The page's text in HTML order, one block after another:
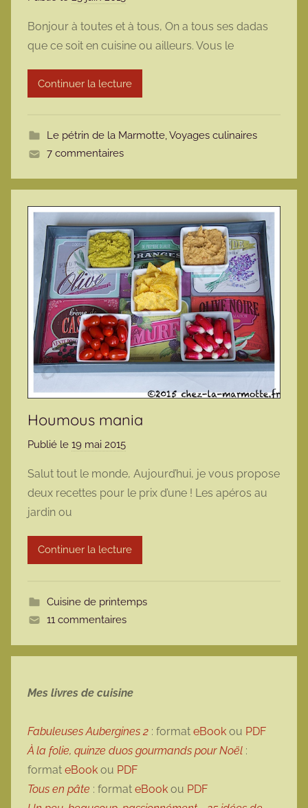
r
m
a
r
t
e
Bonjour à toutes et à tous, On a tous ses dadas
que ce soit en cuisine ou ailleurs. Vous le
Continuer la lecture
Le pétrin de la Marmotte,Voyages culinaires
7 commentaires
Houmous mania
Publié le 19 mai 2015
r
m
r
m
t
e
Salut tout le monde, Aujourd’hui, je vous propose
deux recettes pour le prix d’une ! Les apéros au
jardin ou
Continuer la lecture
Cuisine de printemps
11 commentaires
Mes livres de cuisine
Fabuleuses Aubergines 2 : format eBook ou PDF
À la folie, quinze duos gourmands pour Noël :
format eBook ou PDF
Tous en pâte : format eBook ou PDF